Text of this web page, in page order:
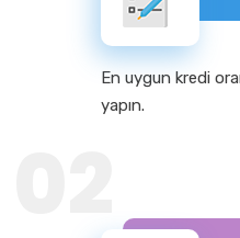
En uygun kredi
yapın.